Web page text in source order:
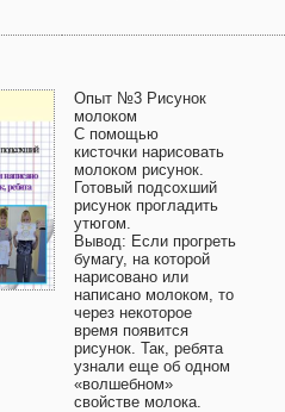
Опыт №3 Рисунок
молоком
С помощью
кисточки нарисовать
молоком рисунок.
Готовый подсохший
рисунок прогладить
утюгом.
Вывод: Если прогреть
бумагу, на которой
нарисовано или
написано молоком, то
через некоторое
время появится
рисунок. Так, ребята
узнали еще об одном
«волшебном»
свойстве молока.